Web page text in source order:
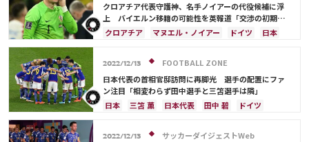
クロアチア代表守護神、名手ノイアーの代役候補に浮
上 バイエルン移籍の可能性を英報道「交渉の初期段
階」
クロアチア マヌエル・ノイアー ドイツ
日本
吉田 麻也
南野 拓実 三笘 薫 ケイラー・ナバス
2022/12/13
FOOTBALL ZONE
日本代表の首相官邸訪問に再脚光 選手の配置にファ
ン注目「相変わらず田中選手と三笘選手は隣」
日本
三笘 薫 日本代表 田中 碧
ドイツ
コスタリカ
長友 佑都 久保 建英
堂安 律
2022/12/13
サッカーダイジェストWeb